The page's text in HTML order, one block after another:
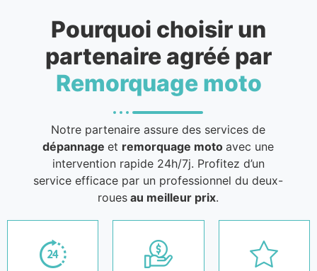
Pourquoi choisir un
partenaire agréé par
Remorquage moto
Notre partenaire assure des services de
dépannageet remorquage motoavec une
intervention rapide 24h/7j. Profitez d’un
service efficace par un professionnel du deux-
roues au meilleur prix.